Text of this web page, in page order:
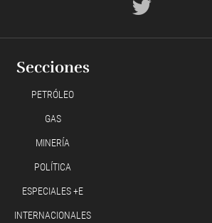
Secciones
PETRÓLEO
GAS
MINERÍA
POLÍTICA
ESPECIALES +E
INTERNACIONALES